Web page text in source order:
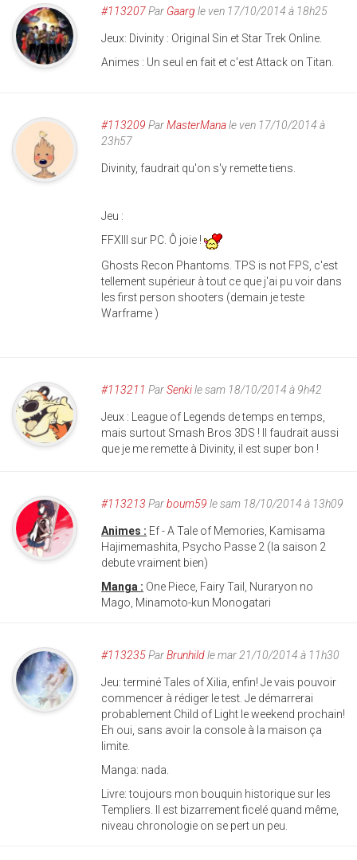
#113207Par Gaarg le ven 17/10/2014 à 18h25
Jeux: Divinity : Original Sin et Star Trek Online.
Animes : Un seul en fait et c'est Attack on Titan.
#113209 ParMasterManale ven 17/10/2014 à
23h57
Divinity, faudrait qu'on s'y remette tiens.
Jeu :
FFXIII sur PC. Ô joie !
Ghosts Recon Phantoms. TPS is not FPS, c'est
tellement supérieur à tout ce que j'ai pu voir dans
les first person shooters (demain je teste
Warframe )
#113211 ParSenkile sam 18/10/2014 à 9h42
Jeux : League of Legends de temps en temps,
mais surtout Smash Bros 3DS ! Il faudrait aussi
que je me remette à Divinity, il est super bon !
#113213 Parboum59 le sam 18/10/2014 à 13h09
Animes : Ef - A Tale of Memories, Kamisama
Hajimemashita, Psycho Passe 2 (la saison 2
debute vraiment bien)
Manga : One Piece, Fairy Tail, Nuraryon no
Mago, Minamoto-kun Monogatari
#113235ParBrunhildle mar 21/10/2014 à 11h30
Jeu: terminé Tales of Xilia, enfin! Je vais pouvoir
commencer à rédiger le test. Je démarrerai
probablement Child of Light le weekend prochain!
Eh oui, sans avoir la console à la maison ça
limite.
Manga: nada.
Livre: toujours mon bouquin historique sur les
Templiers. Il est bizarrement ficelé quand même,
niveau chronologie on se pert un peu.